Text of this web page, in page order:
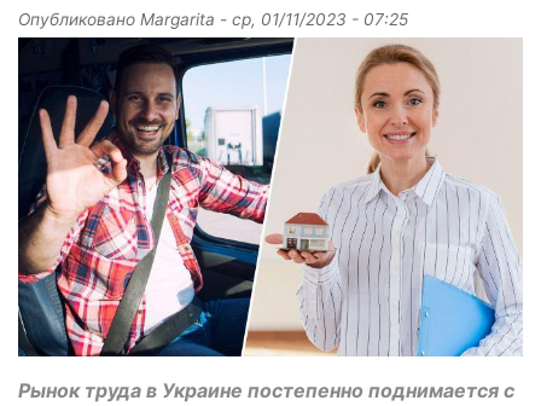
Опубликовано Margarita - ср, 01/11/2023 - 07:25
Рынок труда в Украине постепенно поднимается с